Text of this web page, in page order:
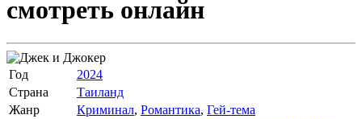
смотреть онлайн
Год
2024
Страна
Таиланд
Жанр
Криминал, Романтика, Гей-тема